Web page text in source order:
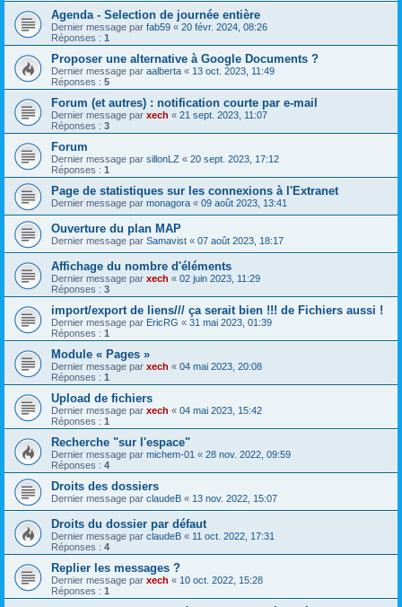
Agenda - Selection de journée entière
Dernier message par fab59 « 20 févr. 2024, 08:26
Réponses : 1
Proposer une alternative à Google Documents ?
Dernier message par aalberta « 13 oct. 2023, 11:49
Réponses : 5
Forum (et autres) : notification courte par e-mail
Dernier message par xech « 21 sept. 2023, 11:07
Réponses : 3
Forum
Dernier message par sillonLZ « 20 sept. 2023, 17:12
Réponses : 1
Page de statistiques sur les connexions à l'Extranet
Dernier message par monagora « 09 août 2023, 13:41
Ouverture du plan MAP
Dernier message par Samavist « 07 août 2023, 18:17
Affichage du nombre d'éléments
Dernier message par xech « 02 juin 2023, 11:29
Réponses : 3
import/export de liens/// ça serait bien !!! de Fichiers aussi !
Dernier message par EricRG « 31 mai 2023, 01:39
Réponses : 1
Module « Pages »
Dernier message par xech « 04 mai 2023, 20:08
Réponses : 1
Upload de fichiers
Dernier message par xech « 04 mai 2023, 15:42
Réponses : 1
Recherche "sur l'espace"
Dernier message par michem-01 « 28 nov. 2022, 09:59
Réponses : 4
Droits des dossiers
Dernier message par claudeB « 13 nov. 2022, 15:07
Droits du dossier par défaut
Dernier message par claudeB « 11 oct. 2022, 17:31
Réponses : 4
Replier les messages ?
Dernier message par xech « 10 oct. 2022, 15:28
Réponses : 1